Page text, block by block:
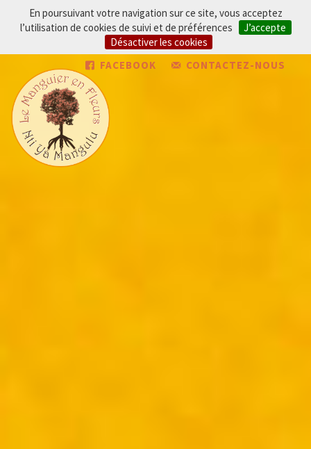
En poursuivant votre navigation sur ce site, vous acceptez
l’utilisation de cookies de suivi et de préférences
J’accepte
Désactiver les cookies
FACEBOOK
CONTACTEZ-NOUS